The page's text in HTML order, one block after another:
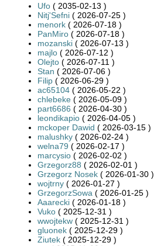
Ufo ( 2035-02-13 )
Nitj'Sefni ( 2026-07-25 )
menork ( 2026-07-18 )
PanMiro ( 2026-07-18 )
mozanski ( 2026-07-13 )
majlo ( 2026-07-12 )
Olejto ( 2026-07-11 )
Stan ( 2026-07-06 )
Filip ( 2026-06-29 )
ac65104 ( 2026-05-22 )
chlebeke ( 2026-05-09 )
part6686 ( 2026-04-30 )
leondikapio ( 2026-04-05 )
mckoper Dawid ( 2026-03-15 )
malushky ( 2026-02-24 )
welna79 ( 2026-02-17 )
marcysio ( 2026-02-02 )
Grzegorz88 ( 2026-02-01 )
Grzegorz Nosek ( 2026-01-30 )
wojtrny ( 2026-01-27 )
GrzegorzSowa ( 2026-01-25 )
Aaarecki ( 2026-01-18 )
Vuko ( 2025-12-31 )
wwojtekw ( 2025-12-31 )
gluonek ( 2025-12-29 )
Ziutek ( 2025-12-29 )